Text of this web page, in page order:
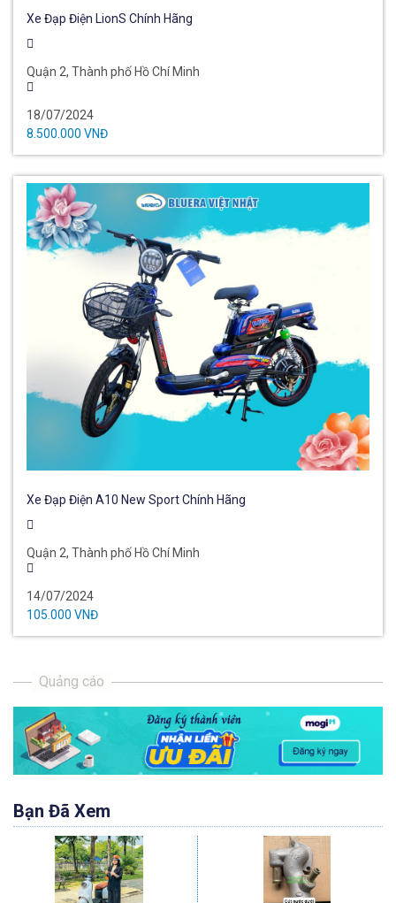
Xe Đạp Điện LionS Chính Hãng
Quận 2, Thành phố Hồ Chí Minh
18/07/2024
8.500.000 VNĐ
Xe Đạp Điện A10 New Sport Chính Hãng
Quận 2, Thành phố Hồ Chí Minh
14/07/2024
105.000 VNĐ
Bạn Đã Xem